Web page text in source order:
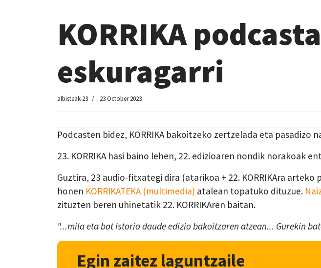
KORRIKA
eskuragarri
albisteak-23 23 October 2023
Podcasten bidez, KORRIKA bakoitzeko zertzelada eta pasadizo
23. KORRIKA hasi baino lehen, 22. edizioaren nondik norakoak
Guztira, 23 audio-fitxategi dira (atarikoa + 22. KORRIKAra
honen KORRIKATEKA (multimedia) atalean topatuko dituzue.
zituzten beren uhinetatik 22. KORRIKAren baitan.
"...mila eta bat istorio daude edizio bakoitzaren atzean... Gurekin
Egin zaitez laguntzaile